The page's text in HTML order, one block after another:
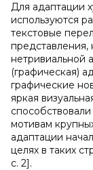
Для адаптации
используются
текстовые
нетривиальной
(графическая)
графические
яркая
мотивам
адаптации
целях в таких
с. 2].